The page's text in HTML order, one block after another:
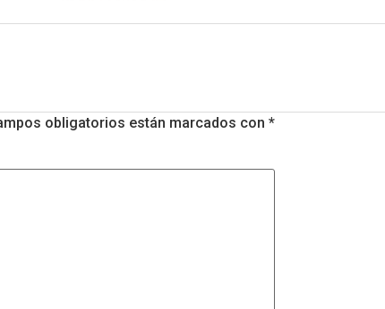
obligatorios están marcados con *